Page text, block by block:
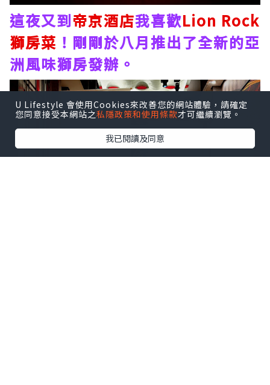
這夜又到帝京酒店我喜歡Lion Rock
獅房菜 ！剛剛於八月推出了全新的亞
洲風味獅房發辦。
U Lifestyle 會使用Cookies來改善您的網站體驗，請確定
您同意接受本網站之私隱政策和使用條款才可繼續瀏覽。
我已閱讀及同意